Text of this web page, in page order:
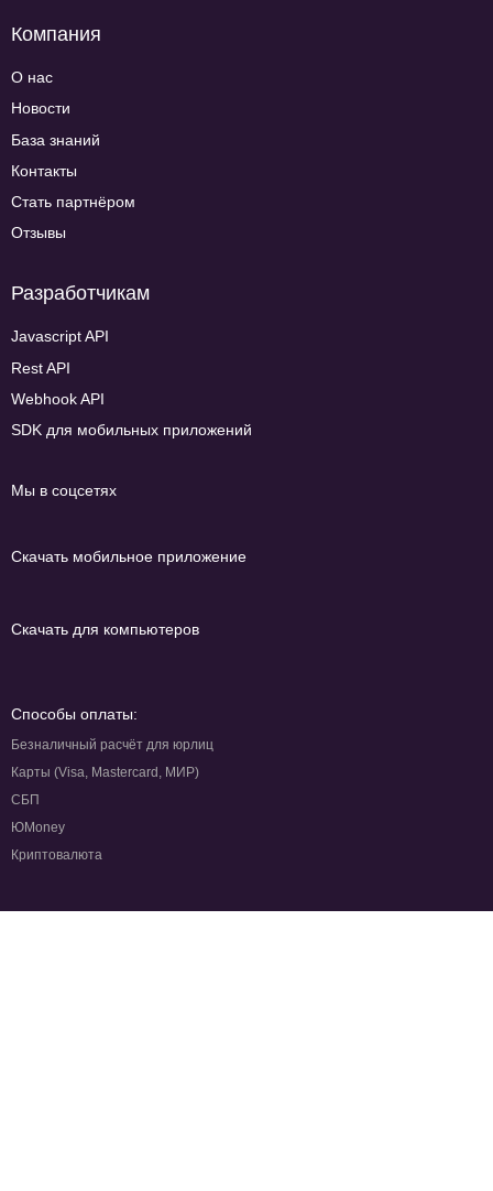
Компания
О нас
Новости
База знаний
Контакты
Стать партнёром
Отзывы
Разработчикам
Javascript API
Rest API
Webhook API
SDK для мобильных приложений
Мы в соцсетях
Скачать мобильное приложение
Скачать для компьютеров
Способы оплаты:
Безналичный расчёт для юрлиц
Карты (Visa, Mastercard, МИР)
СБП
ЮMoney
Криптовалюта